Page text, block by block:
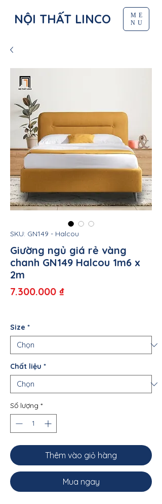
NỘI THẤT LINCO
ME
NU
SKU: GN149 - Halcou
Giường ngủ giá rẻ vàng
chanh GN149 Halcou 1m6 x
2m
7.300.000 ₫Giá
Size *
Chất liệu *
Số lượng *
Thêm vào giỏ hàng
Mua ngay